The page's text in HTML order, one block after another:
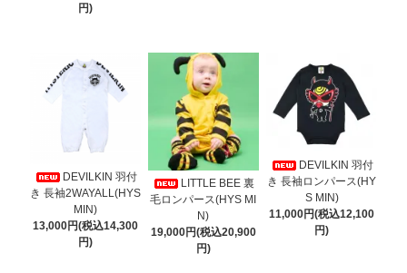
円)
DEVILKIN 羽付
き 長袖2WAYALL(HYS
MIN)
13,000円(税込14,300
円)
LITTLE BEE 裏
毛ロンパース(HYS MI
N)
19,000円(税込20,900
円)
DEVILKIN 羽付
き 長袖ロンパース(HY
S MIN)
11,000円(税込12,100
円)